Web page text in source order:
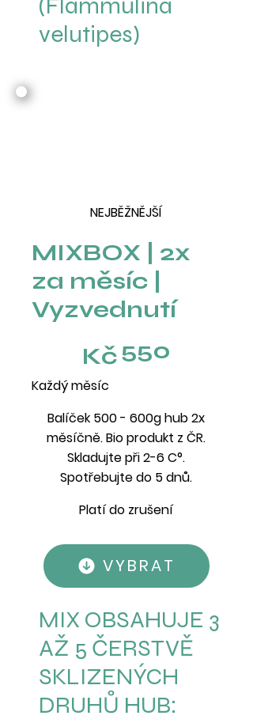
velutipes)
NEJBĚŽNĚJŠÍ
MIXBOX | 2x
za měsíc |
Vyzvednutí
Kč550
Každý měsíc
Balíček 500 - 600g hub 2x
měsíčně. Bio produkt z ČR.
Skladujte při 2-6 C°.
Spotřebujte do 5 dnů.
Platí do zrušení
VYBRAT
MIX OBSAHUJE 3
AŽ 5 ČERSTVĚ
SKLIZENÝCH
DRUHŮ HUB: